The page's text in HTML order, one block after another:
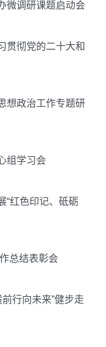
微调研课题启动会
贯彻党的二十大和
想政治工作专题研
组学习会
“红色印记、砥砺
总结表彰会
行向未来”健步走